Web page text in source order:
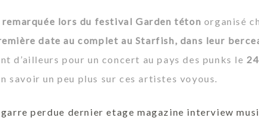
lors du festival Garden téton organisé
date au complet au Starfish, dans leur
d’ailleurs pour un concert au pays des punks le
savoir un peu plus sur ces artistes voyous.